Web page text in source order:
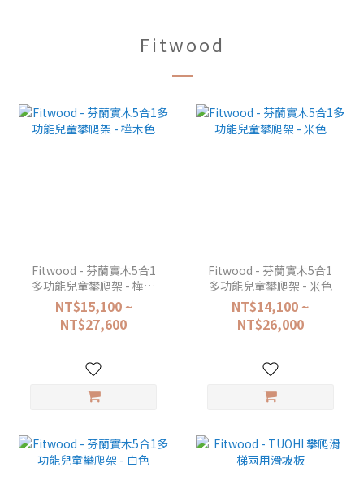
Fitwood
Fitwood - 芬蘭實木5合1
多功能兒童攀爬架 - 樺木
色
NT$15,100 ~
NT$27,600
Fitwood - 芬蘭實木5合1
多功能兒童攀爬架 - 米色
NT$14,100 ~
NT$26,000